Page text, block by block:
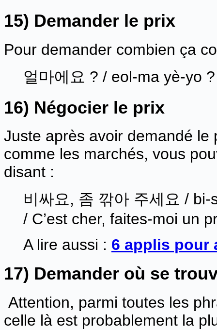
15) Demander le prix
Pour demander combien ça
얼마에요 ? / eol-ma yè-yo
16) Négocier le prix
Juste après avoir demandé le
comme les marchés, vous
disant :
비싸요, 좀 깎아 주세요 /
/ C’est cher, faites-moi un
A lire aussi : 6 applis pour
17) Demander où se
Attention, parmi toutes les
celle là est probablement la